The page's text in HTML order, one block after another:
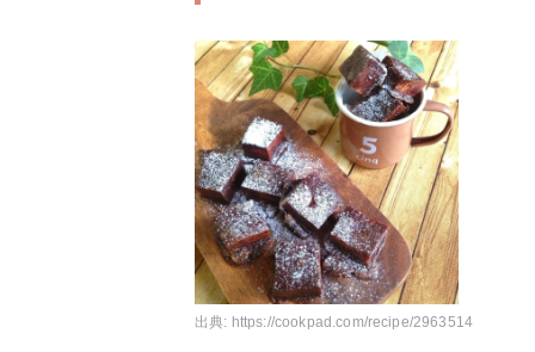
出典: https://cookpad.com/recipe/2963514